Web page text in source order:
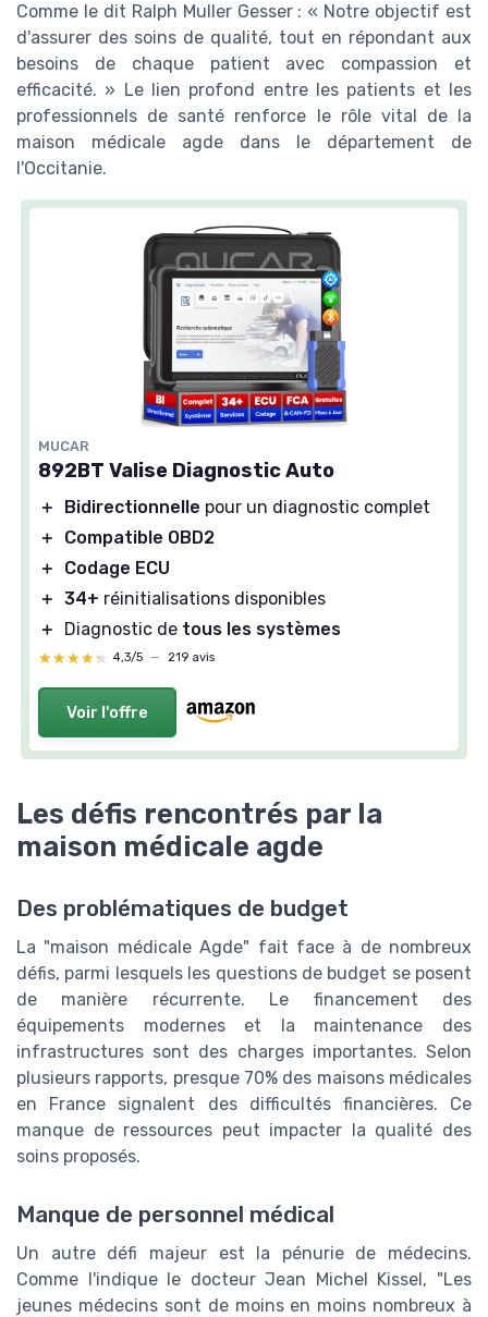
Comme le dit Ralph Muller Gesser : « Notre objectif est
d'assurer des soins de qualité, tout en répondant aux
besoins de chaque patient avec compassion et
efficacité. » Le lien profond entre les patients et les
professionnels de santé renforce le rôle vital de la
maison médicale agde dans le département de
l'Occitanie.
MUCAR
892BT Valise Diagnostic Auto
＋ Bidirectionnelle pour un diagnostic complet
＋
Compatible OBD2
＋
Codage ECU
＋ 34+ réinitialisations disponibles
＋
Diagnostic de tous les systèmes
★★★★★
★★★★★ 4,3/5 — 219 avis
Voir l'offre
Les défis rencontrés par la
maison médicale agde
Des problématiques de budget
La "maison médicale Agde" fait face à de nombreux
défis, parmi lesquels les questions de budget se posent
de manière récurrente. Le financement des
équipements modernes et la maintenance des
infrastructures sont des charges importantes. Selon
plusieurs rapports, presque 70% des maisons médicales
en France signalent des difficultés financières. Ce
manque de ressources peut impacter la qualité des
soins proposés.
Manque de personnel médical
Un autre défi majeur est la pénurie de médecins.
Comme l'indique le docteur Jean Michel Kissel, "Les
jeunes médecins sont de moins en moins nombreux à